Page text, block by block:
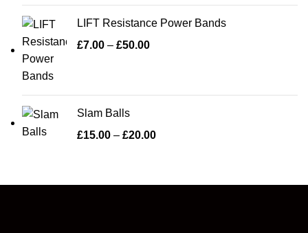
LIFT Resistance Power Bands
£7.00 – £50.00
Slam Balls
£15.00 – £20.00